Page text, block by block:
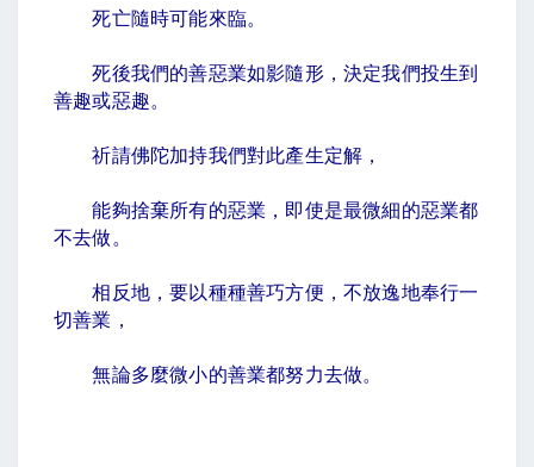
死亡隨時可能來臨。
死後我們的善惡業如影隨形，決定我們投生到
善趣或惡趣。
祈請佛陀加持我們對此產生定解，
能夠捨棄所有的惡業，即使是最微細的惡業都
不去做。
相反地，要以種種善巧方便，不放逸地奉行一
切善業，
無論多麼微小的善業都努力去做。